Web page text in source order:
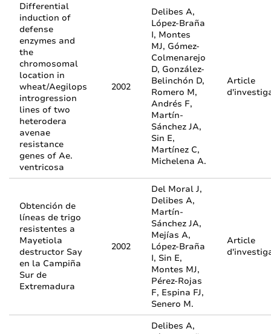
Differential
induction of
defense
enzymes and
the
chromosomal
location in
wheat/Aegilops
introgression
lines of two
heterodera
avenae
resistance
genes of Ae.
ventricosa
2002
Delibes A,
López-Braña
I, Montes
MJ, Gómez-
Colmenarejo
D, González-
Belinchón D,
Romero M,
Andrés F,
Martín-
Sánchez JA,
Sin E,
Martínez C,
Michelena A.
Article
Obtención de
líneas de trigo
resistentes a
Mayetiola
destructor Say
en la Campiña
Sur de
Extremadura
2002
Del Moral J,
Delibes A,
Martín-
Sánchez JA,
Mejías A,
López-Braña
I, Sin E,
Montes MJ,
Pérez-Rojas
F, Espina FJ,
Senero M.
Article
Delibes A,